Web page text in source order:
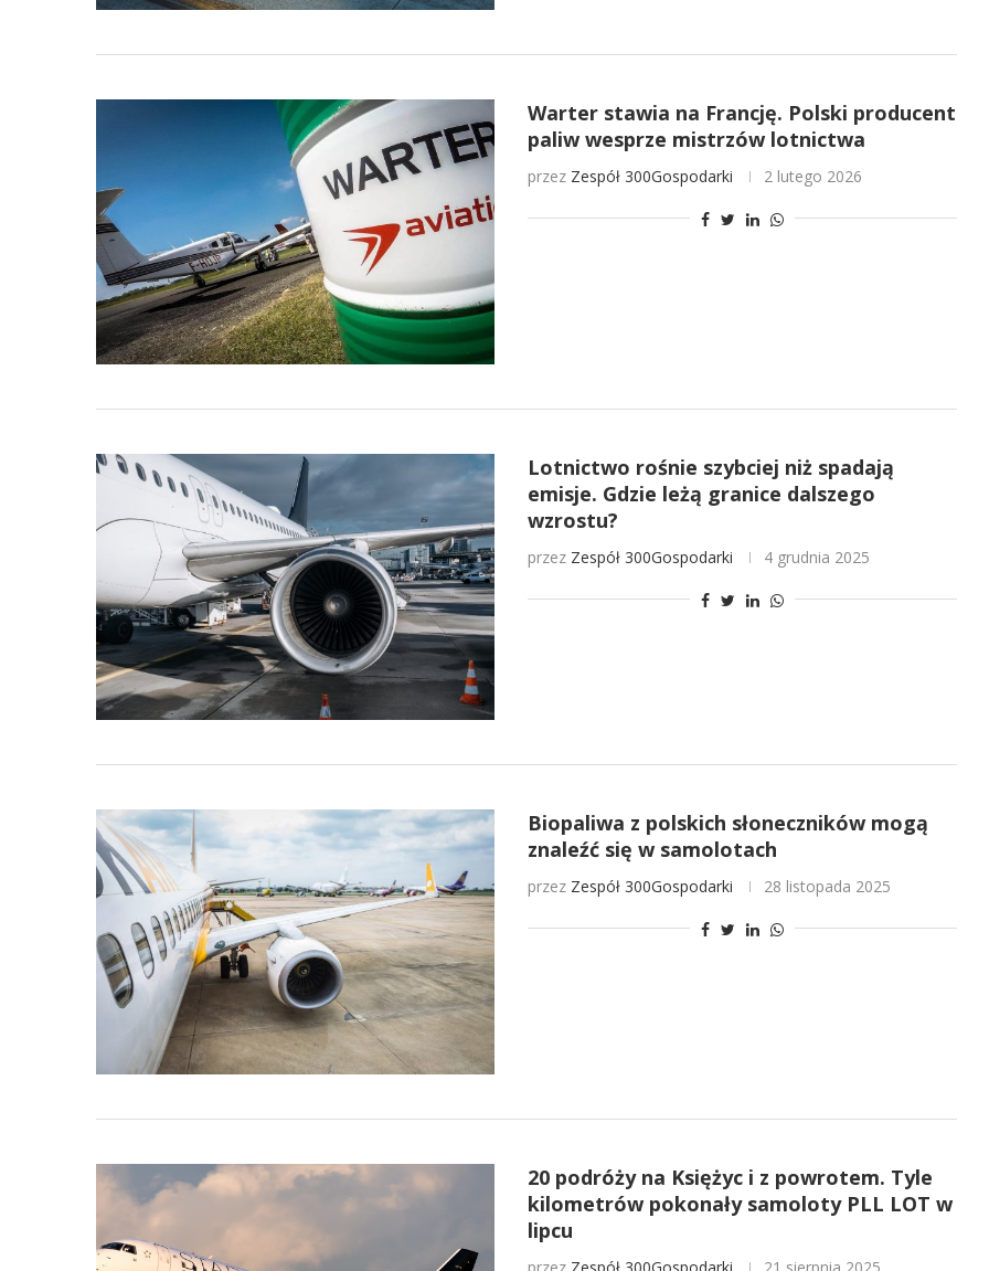
Warter stawia na Francję. Polski producent
paliw wesprze mistrzów lotnictwa
przez Zespół 300Gospodarki 2 lutego 2026
Lotnictwo rośnie szybciej niż spadają
emisje. Gdzie leżą granice dalszego
wzrostu?
przez Zespół 300Gospodarki 4 grudnia 2025
Biopaliwa z polskich słoneczników mogą
znaleźć się w samolotach
przez Zespół 300Gospodarki 28 listopada 2025
20 podróży na Księżyc i z powrotem. Tyle
kilometrów pokonały samoloty PLL LOT w
lipcu